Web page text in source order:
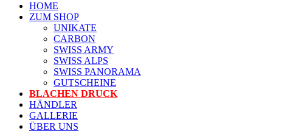
HOME
ZUM SHOP
UNIKATE
CARBON
SWISS ARMY
SWISS ALPS
SWISS PANORAMA
GUTSCHEINE
BLACHEN DRUCK
HÄNDLER
GALLERIE
ÜBER UNS